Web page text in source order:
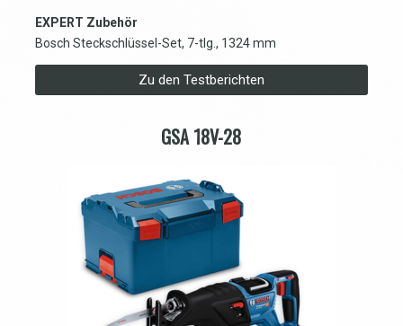
EXPERT Zubehör
Bosch Steckschlüssel-Set, 7-tlg., 1324 mm
Zu den Testberichten
GSA 18V-28